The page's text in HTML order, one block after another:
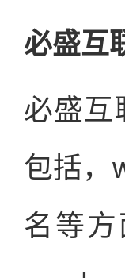
必盛互
必盛互
包括，
名等